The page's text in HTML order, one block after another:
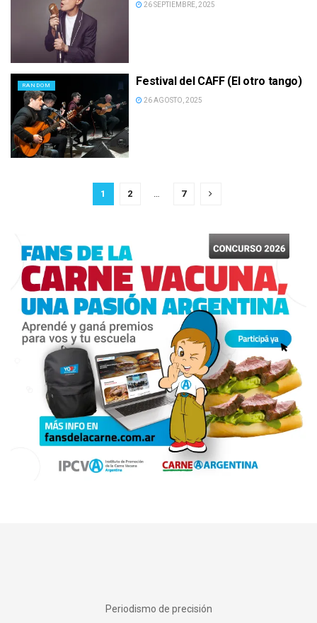
26 SEPTIEMBRE, 2025
RANDOM Festival del CAFF (El otro tango)
26 AGOSTO, 2025
1 2 … 7
Periodismo de precisión